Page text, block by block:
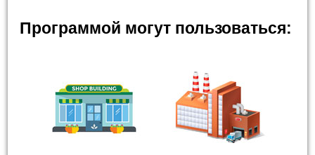
Программой могут пользоваться: